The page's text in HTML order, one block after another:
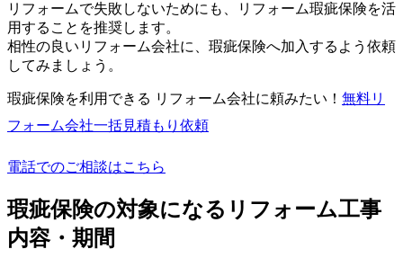
リフォームで失敗しないためにも、リフォーム瑕疵保険を活
用することを推奨します。
相性の良いリフォーム会社に、瑕疵保険へ加入するよう依頼
してみましょう。
瑕疵保険を利用できる リフォーム会社に頼みたい！ 無料リ
フォーム会社一括見積もり依頼
電話でのご相談はこちら
瑕疵保険の対象になるリフォーム工事
内容・期間